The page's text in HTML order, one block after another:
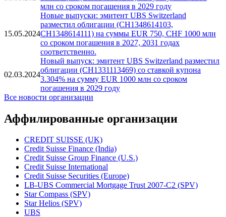
млн со сроком погашения в 2029 году
15.05.2024
Новые выпуски: эмитент UBS Switzerland
разместил облигации (CH1348614103,
CH1348614111) на суммы EUR 750, CHF 1000 млн
со сроком погашения в 2027, 2031 годах
соответственно.
02.03.2024
Новый выпуск: эмитент UBS Switzerland разместил
облигации (CH1331113469) со ставкой купона
3.304% на сумму EUR 1000 млн со сроком
погашения в 2029 году
Все новости организации
Аффилированные организации
CREDIT SUISSE (UK)
Credit Suisse Finance (India)
Credit Suisse Group Finance (U.S.)
Credit Suisse International
Credit Suisse Securities (Europe)
LB-UBS Commercial Mortgage Trust 2007-C2 (SPV)
Star Compass (SPV)
Star Helios (SPV)
UBS